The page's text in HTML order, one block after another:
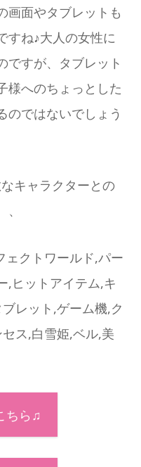
画面やタブレットも
すね♪大人の女性に
ですが、タブレット
様へのちょっとした
のではないでしょう
キャラクターとの
ェクトワールド,パー
,ヒットアイテム,キ
レット,ゲーム機,ク
ス,白雪姫,ベル,美
ちら♫